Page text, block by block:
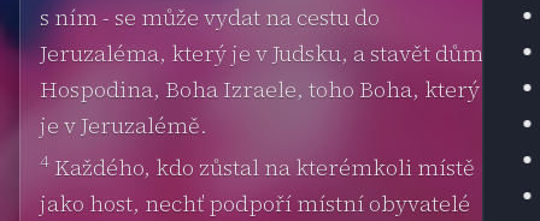
s ním - se může vydat na cestu do
Jeruzaléma, který je v Judsku, a stavět dům
Hospodina, Boha Izraele, toho Boha, který
je v Jeruzalémě.
4 Každého, kdo zůstal na kterémkoli místě
jako host, nechť podpoří místní obyvatelé